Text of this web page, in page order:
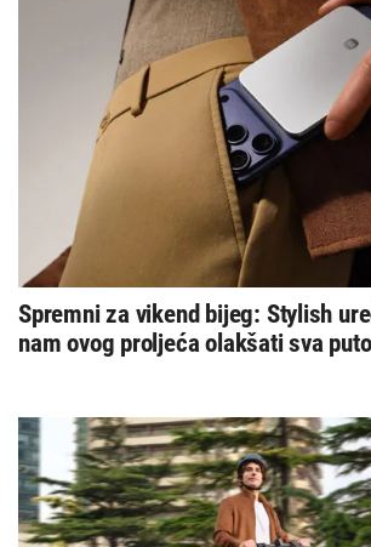
Spremni za vikend bijeg: Stylish
nam ovog proljeća olakšati sva